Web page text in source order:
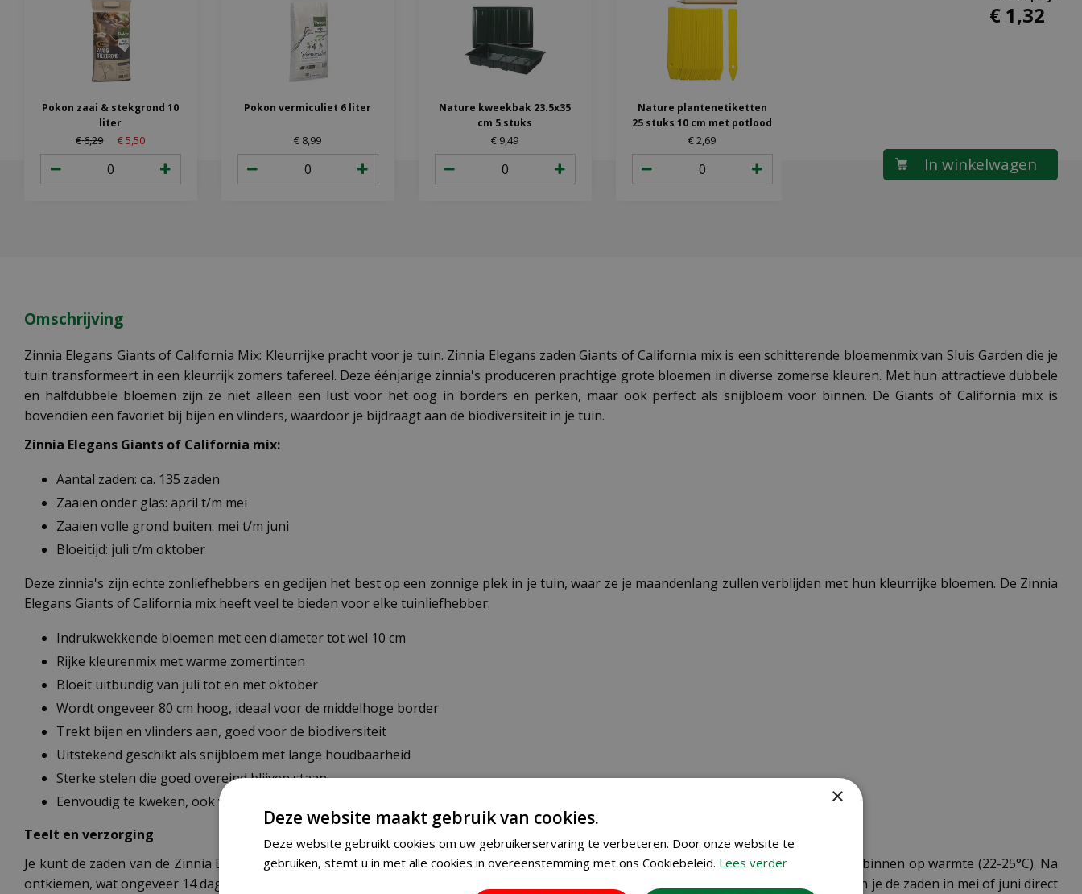
Pokon zaai & stekgrond 10
liter
€6,29 €5,50
Pokon vermiculiet 6 liter
€ 8,99
Nature kweekbak 23.5x35
cm 5 stuks
€ 9,49
Nature plantenetiketten
25 stuks 10 cm met potlood
€2,69
€ 1,32
Omschrijving
Zinnia Elegans Giants of California Mix: Kleurrijke pracht voor je tuin. Zinnia Elegans zaden Giants of California mix is een schitterende bloemenmix van Sluis Garden die je
tuin transformeert in een kleurrijk zomers tafereel. Deze éénjarige zinnia's produceren prachtige grote bloemen in diverse zomerse kleuren. Met hun attractieve dubbele
en halfdubbele bloemen zijn ze niet alleen een lust voor het oog in borders en perken, maar ook perfect als snijbloem voor binnen. De Giants of California mix is
bovendien een favoriet bij bijen en vlinders, waardoor je bijdraagt aan de biodiversiteit in je tuin.
Zinnia Elegans Giants of California mix:
Aantal zaden: ca. 135 zaden
Zaaien onder glas: april t/m mei
Zaaien volle grond buiten: mei t/m juni
Bloeitijd: juli t/m oktober
Deze zinnia's zijn echte zonliefhebbers en gedijen het best op een zonnige plek in je tuin, waar ze je maandenlang zullen verblijden met hun kleurrijke bloemen. De Zinnia
Elegans Giants of California mix heeft veel te bieden voor elke tuinliefhebber:
Indrukwekkende bloemen met een diameter tot wel 10 cm
Rijke kleurenmix met warme zomertinten
Bloeit uitbundig van juli tot en met oktober
Wordt ongeveer 80 cm hoog, ideaal voor de middelhoge border
Trekt bijen en vlinders aan, goed voor de biodiversiteit
Uitstekend geschikt als snijbloem met lange houdbaarheid
Sterke stelen die goed overeind blijven staan
Eenvoudig te kweken, ook voor beginners
Teelt en verzorging
Je kunt de zaden van de Zinnia Elegans Giants of California mix op twee manieren zaaien. Voor een vroege bloei zaai je ze in april of mei binnen op warmte (22-25°C). Na
ontkiemen, wat ongeveer 14 dagen duurt, kun je de zaailingen verspenen en later uitplanten als er geen nachtvorst meer is. Alternatief kun je de zaden in mei of juni direct
×
Deze website maakt gebruik van cookies.
Deze website gebruikt cookies om uw gebruikerservaring te verbeteren. Door onze website te
gebruiken, stemt u in met alle cookies in overeenstemming met ons Cookiebeleid. Lees verder